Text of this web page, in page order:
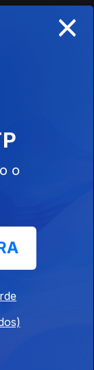
Ep. 2
Apanhado no
Tudo da tua
Cabeça
×
o